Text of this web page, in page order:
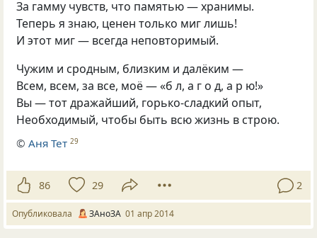
За гамму чувств, что памятью — хранимы.
Теперь я знаю, ценен только миг лишь!
И этот миг — всегда неповторимый.
Чужим и сродным, близким и далёким —
Всем, всем, за все, моё — «б л, а г о д, а р ю!»
Вы — тот дражайший, горько-сладкий опыт,
Необходимый, чтобы быть всю жизнь в строю.
©Аня Тет 29
86 29 2
Опубликовала ЗАноЗА 01 апр 2014